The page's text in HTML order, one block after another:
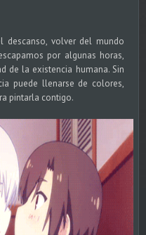
volver del mundo
por algunas horas,
de la existencia humana. Sin
puede llenarse de colores,
pintarla contigo.